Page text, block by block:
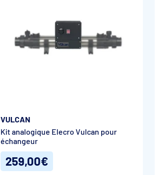
VULCAN
Kit analogique Elecro Vulcan pour
échangeur
259,00€